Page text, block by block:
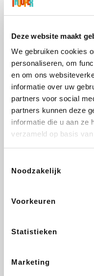
Deze website maakt
We gebruiken cookies
personaliseren, om
en om ons
informatie over uw
partners voor social
partners kunnen deze
informatie die u aan ze
verzameld op basis
Noodzakelijk
Voorkeuren
Statistieken
Marketing
Prijsvrij
Vidaxl
Brussels Airlines
EuroGifts